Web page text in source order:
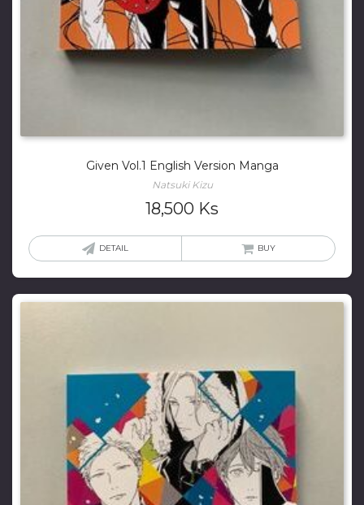
Given Vol.1 English Version Manga
Natsuki Kizu
18,500 Ks
DETAIL BUY